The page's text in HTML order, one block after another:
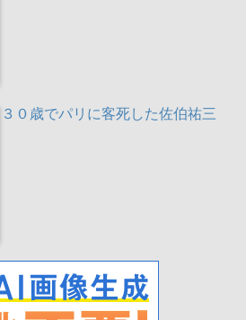
３０歳でパリに客死した佐伯祐三